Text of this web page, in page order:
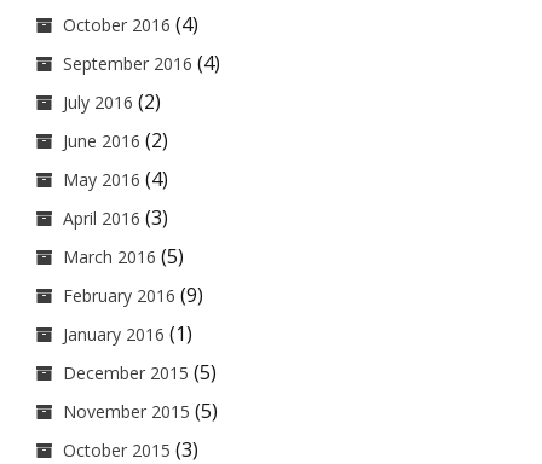
October 2016 (4)
September 2016 (4)
July 2016 (2)
June 2016 (2)
May 2016 (4)
April 2016 (3)
March 2016 (5)
February 2016 (9)
January 2016 (1)
December 2015 (5)
November 2015 (5)
October 2015 (3)